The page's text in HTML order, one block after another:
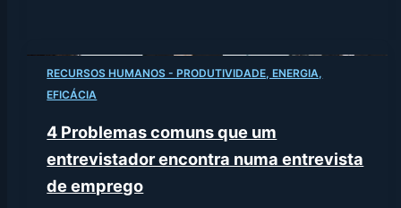
RECURSOS HUMANOS - PRODUTIVIDADE, ENERGIA,
EFICÁCIA
4 Problemas comuns que um
entrevistador encontra numa entrevista
de emprego